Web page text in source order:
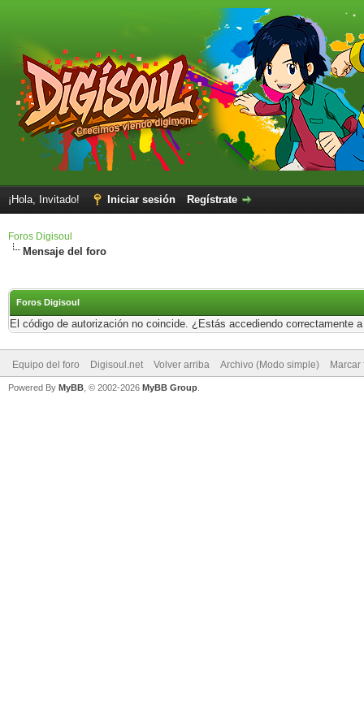
¡Hola, Invitado! Iniciar sesión Regístrate
Foros Digisoul
Mensaje del foro
Foros Digisoul
El código de autorización no coincide. ¿Estás accediendo correctamente
Equipo del foro Digisoul.net Volver arriba Archivo (Modo simple)
Powered By MyBB , © 2002-2026 MyBB Group